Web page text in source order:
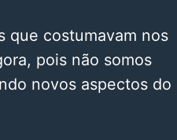
que costumavam nos
pois não somos
novos aspectos do